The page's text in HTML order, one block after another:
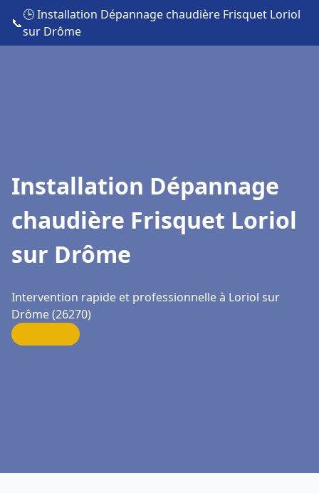
📞
🕒 Installation Dépannage chaudière Frisquet Loriol
sur Drôme
Installation Dépannage
chaudière Frisquet Loriol
sur Drôme
Intervention rapide et professionnelle à Loriol sur
Drôme (26270)